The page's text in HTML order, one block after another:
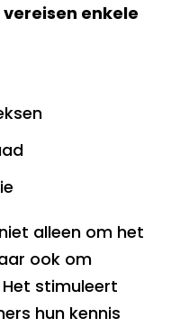
enkele
alleen om het
ook om
stimuleert
hun kennis